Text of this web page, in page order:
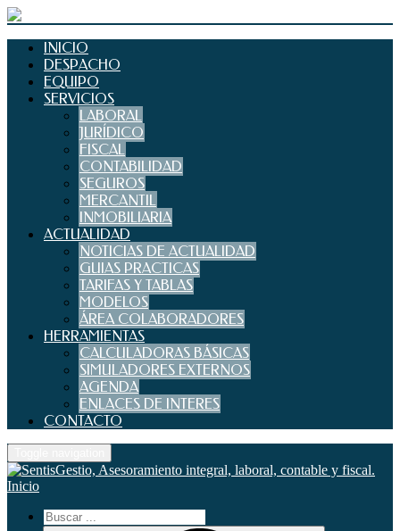
INICIO
DESPACHO
EQUIPO
SERVICIOS
LABORAL
JURÍDICO
FISCAL
CONTABILIDAD
SEGUROS
MERCANTIL
INMOBILIARIA
ACTUALIDAD
NOTICIAS DE ACTUALIDAD
GUIAS PRACTICAS
TARIFAS Y TABLAS
MODELOS
ÁREA COLABORADORES
HERRAMIENTAS
CALCULADORAS BÁSICAS
SIMULADORES EXTERNOS
AGENDA
ENLACES DE INTERES
CONTACTO
Inicio